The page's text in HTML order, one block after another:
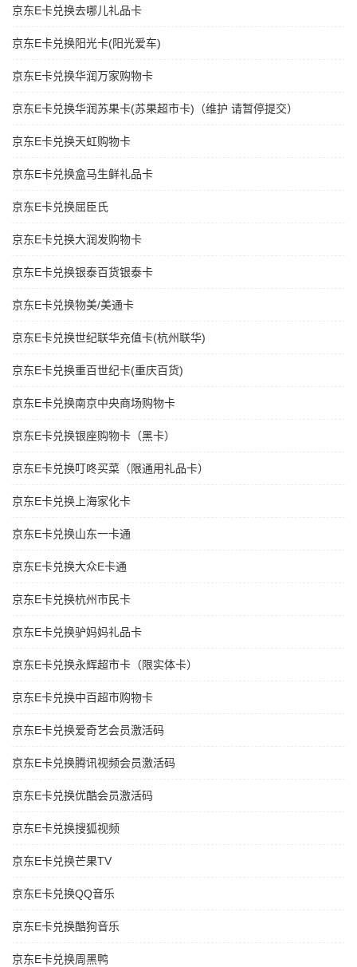
京东E卡兑换去哪儿礼品卡
京东E卡兑换阳光卡(阳光爱车)
京东E卡兑换华润万家购物卡
京东E卡兑换华润苏果卡(苏果超市卡)（维护 请暂停提交）
京东E卡兑换天虹购物卡
京东E卡兑换盒马生鲜礼品卡
京东E卡兑换屈臣氏
京东E卡兑换大润发购物卡
京东E卡兑换银泰百货银泰卡
京东E卡兑换物美/美通卡
京东E卡兑换世纪联华充值卡(杭州联华)
京东E卡兑换重百世纪卡(重庆百货)
京东E卡兑换南京中央商场购物卡
京东E卡兑换银座购物卡（黑卡）
京东E卡兑换叮咚买菜（限通用礼品卡）
京东E卡兑换上海家化卡
京东E卡兑换山东一卡通
京东E卡兑换大众E卡通
京东E卡兑换杭州市民卡
京东E卡兑换驴妈妈礼品卡
京东E卡兑换永辉超市卡（限实体卡）
京东E卡兑换中百超市购物卡
京东E卡兑换爱奇艺会员激活码
京东E卡兑换腾讯视频会员激活码
京东E卡兑换优酷会员激活码
京东E卡兑换搜狐视频
京东E卡兑换芒果TV
京东E卡兑换QQ音乐
京东E卡兑换酷狗音乐
京东E卡兑换周黑鸭